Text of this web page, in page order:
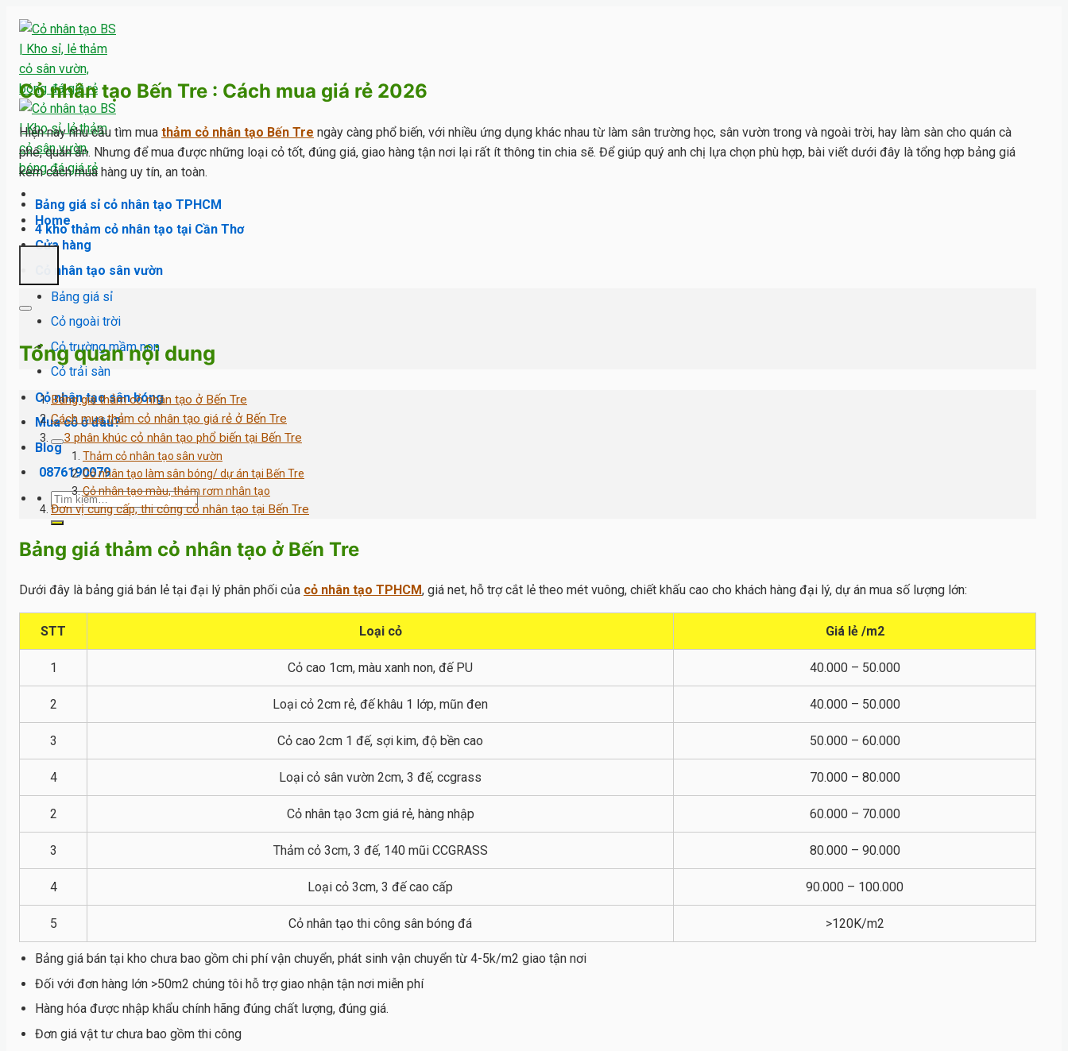
Skip
to
content
Home
Cửa hàng
Cỏ nhân tạo sân vườn
Bảng giá sỉ
Cỏ ngoài trời
Cỏ trường mầm non
Cỏ trải sàn
Cỏ nhân tạo sân bóng
Mua cỏ ở đâu?
Blog
0876190079
Tìm
kiếm:
Cỏ nhân tạo Bến Tre : Cách mua giá rẻ 2026
Hiện nay nhu cầu tìm mua thảm cỏ nhân tạo Bến Tre ngày càng phổ biến, với nhiều ứng dụng khác nhau từ làm sân trường học, sân vườn trong và ngoài trời, hay làm sàn cho quán cà
phê, quán ăn. Nhưng để mua được những loại cỏ tốt, đúng giá, giao hàng tận nơi lại rất ít thông tin chia sẽ. Để giúp quý anh chị lựa chọn phù hợp, bài viết dưới đây là tổng hợp bảng giá
kèm cách mua hàng uy tín, an toàn.
Bảng giá sỉ cỏ nhân tạo TPHCM
4 kho thảm cỏ nhân tạo tại Cần Thơ
Tổng quan nội dung
Bảng giá thảm cỏ nhân tạo ở Bến Tre
Cách mua thảm cỏ nhân tạo giá rẻ ở Bến Tre
3 phân khúc cỏ nhân tạo phổ biến tại Bến Tre
Thảm cỏ nhân tạo sân vườn
Cỏ nhân tạo làm sân bóng/ dự án tại Bến Tre
Cỏ nhân tạo màu, thảm rơm nhân tạo
Đơn vị cung cấp, thi công cỏ nhân tạo tại Bến Tre
Bảng giá thảm cỏ nhân tạo ở Bến Tre
Dưới đây là bảng giá bán lẻ tại đại lý phân phối của cỏ nhân tạo TPHCM, giá net, hỗ trợ cắt lẻ theo mét vuông, chiết khấu cao cho khách hàng đại lý, dự án mua số lượng lớn:
STT Loại cỏ Giá lẻ /m2
1 Cỏ cao 1cm, màu xanh non, đế PU 40.000 – 50.000
2 Loại cỏ 2cm rẻ, đế khâu 1 lớp, mũn đen 40.000 – 50.000
3 Cỏ cao 2cm 1 đế, sợi kim, độ bền cao 50.000 – 60.000
4 Loại cỏ sân vườn 2cm, 3 đế, ccgrass 70.000 – 80.000
2 Cỏ nhân tạo 3cm giá rẻ, hàng nhập 60.000 – 70.000
3 Thảm cỏ 3cm, 3 đế, 140 mũi CCGRASS 80.000 – 90.000
4 Loại cỏ 3cm, 3 đế cao cấp 90.000 – 100.000
5 Cỏ nhân tạo thi công sân bóng đá >120K/m2
Bảng giá bán tại kho chưa bao gồm chi phí vận chuyển, phát sinh vận chuyển từ 4-5k/m2 giao tận nơi
Đối với đơn hàng lớn >50m2 chúng tôi hỗ trợ giao nhận tận nơi miễn phí
Hàng hóa được nhập khẩu chính hãng đúng chất lượng, đúng giá.
Đơn giá vật tư chưa bao gồm thi công